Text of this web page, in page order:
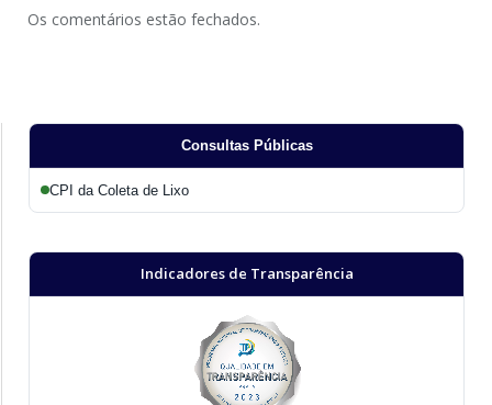
Os comentários estão fechados.
Consultas Públicas
CPI da Coleta de Lixo
Indicadores de Transparência